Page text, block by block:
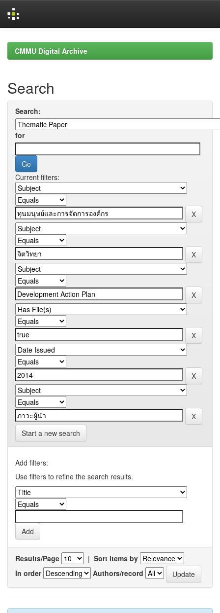
navigationCMMU Digital Archive
Search
Search:
for
Current filters:
Start a new search
Add filters:
Use filters to refine the search results.
Results/Page | Sort items by
In order
Authors/record